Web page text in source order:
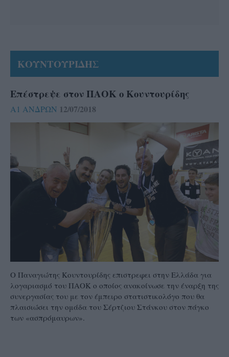
ΚΟΥΝΤΟΥΡΙΔΗΣ
Επέστρεψε στον ΠΑΟΚ ο Κουντουρίδης
Α1 ΑΝΔΡΩΝ 12/07/2018
Ο Παναγιώτης Κουντουρίδης επιστρεφει στην Ελλάδα για
λογαριασμό του ΠΑΟΚ ο οποίος ανακοίνωσε την έναρξη της
συνεργασίας του με τον έμπειρο στατιστικολόγο που θα
πλαισιώσει την ομάδα του Σέρτζιου Στάνκου στον πάγκο
των «ασπρόμαυρων».